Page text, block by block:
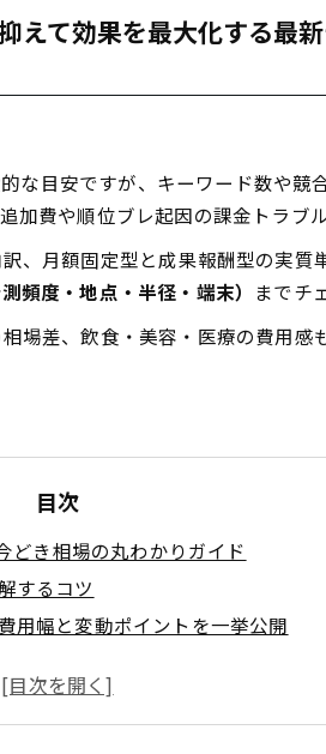
えて効果を最大化する最
な目安ですが、キーワード数や
費や順位ブレ起因の課金トラブ
、月額固定型と成果報酬型の実
頻度・地点・半径・端末） までチ
場差、飲食・美容・医療の費用
目次
どき相場の丸わかりガイド
するコツ
用幅と変動ポイントを一挙公開
メリットを料金面からリアル解説